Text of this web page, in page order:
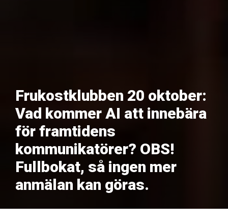
Frukostklubben 20 oktober:
Vad kommer AI att innebära
för framtidens
kommunikatörer? OBS!
Fullbokat, så ingen mer
anmälan kan göras.